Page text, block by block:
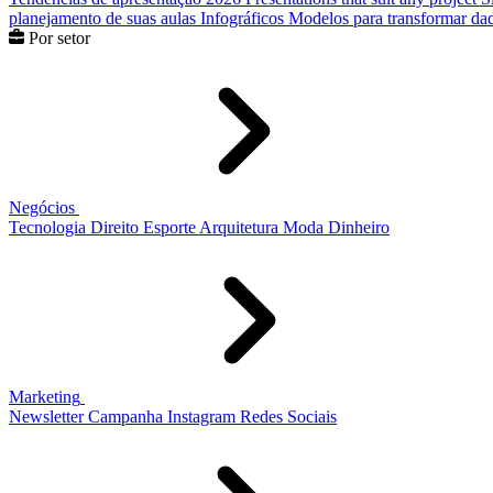
planejamento de suas aulas Infográficos Modelos para transformar
Por setor
Negócios
Tecnologia Direito Esporte Arquitetura Moda Dinheiro
Marketing
Newsletter Campanha Instagram Redes Sociais